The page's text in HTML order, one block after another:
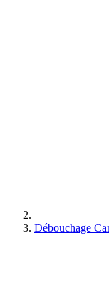
Débouchage